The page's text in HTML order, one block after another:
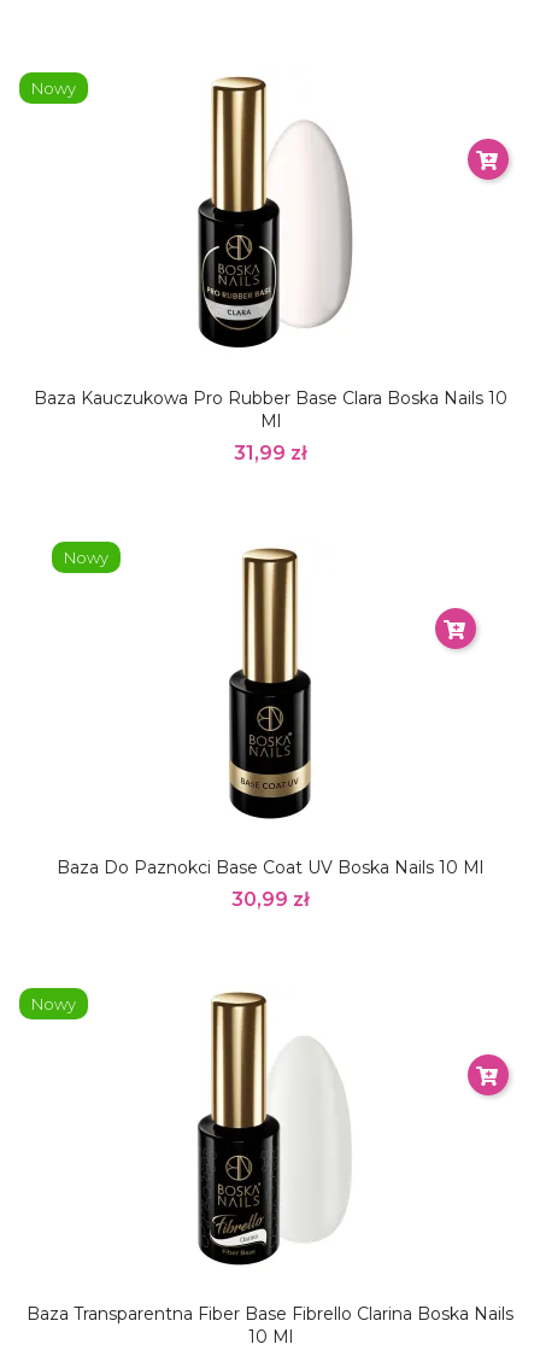
Baza Kauczukowa Pro Rubber Base Clara Boska Nails 10
Ml
31,99 zł
Nowy
Baza Do Paznokci Base Coat UV Boska Nails 10 Ml
30,99 zł
Nowy
Baza Transparentna Fiber Base Fibrello Clarina Boska Nails
10 Ml
Nowy